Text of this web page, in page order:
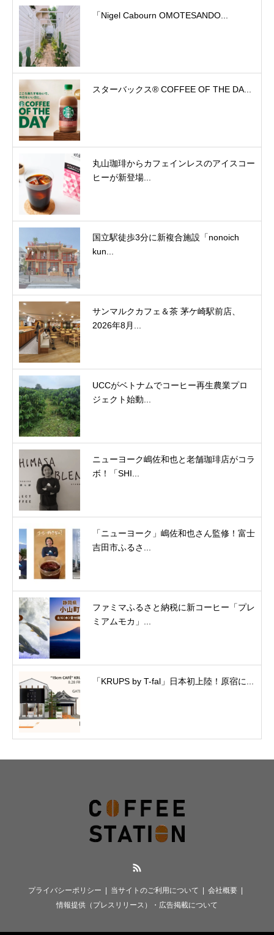
「Nigel Cabourn OMOTESANDO...
スターバックス® COFFEE OF THE DA...
丸山珈琲からカフェインレスのアイスコー
ヒーが新登場...
国立駅徒歩3分に新複合施設「nonoich
kun...
サンマルクカフェ＆茶 茅ケ崎駅前店、
2026年8月...
UCCがベトナムでコーヒー再生農業プロ
ジェクト始動...
ニューヨーク嶋佐和也と老舗珈琲店がコラ
ボ！「SHI...
「ニューヨーク」嶋佐和也さん監修！富士
吉田市ふるさ...
ファミマふるさと納税に新コーヒー「プレ
ミアムモカ」...
「KRUPS by T-fal」日本初上陸！原宿に...
プライバシーポリシー 当サイトのご利用について
会社概要
情報提供（プレスリリース）・広告掲載について